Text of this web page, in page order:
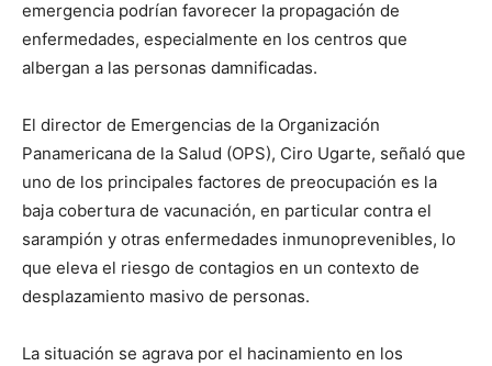
emergencia podrían favorecer la propagación de
enfermedades, especialmente en los centros que
albergan a las personas damnificadas.
El director de Emergencias de la Organización
Panamericana de la Salud (OPS), Ciro Ugarte, señaló que
uno de los principales factores de preocupación es la
baja cobertura de vacunación, en particular contra el
sarampión y otras enfermedades inmunoprevenibles, lo
que eleva el riesgo de contagios en un contexto de
desplazamiento masivo de personas.
La situación se agrava por el hacinamiento en los